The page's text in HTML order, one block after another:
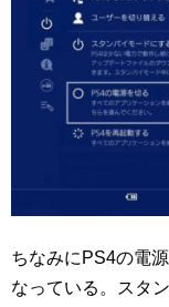
ちなみにPS4の電
なっている。スタ